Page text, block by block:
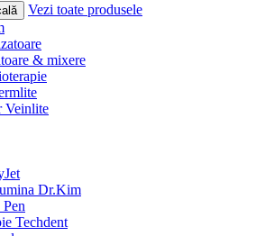
Vezi toate produsele
& mixere
Veinlite
Dr.Kim
Techdent